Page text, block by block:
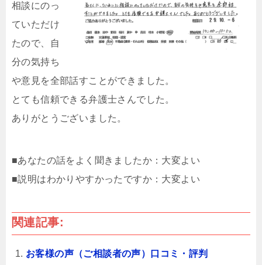
相談にのっ
ていただけ
たので、自
分の気持ち
や意見を全部話すことができました。
とても信頼できる弁護士さんでした。
ありがとうございました。
■あなたの話をよく聞きましたか：大変よい
■説明はわかりやすかったですか：大変よい
関連記事:
お客様の声（ご相談者の声）口コミ・評判